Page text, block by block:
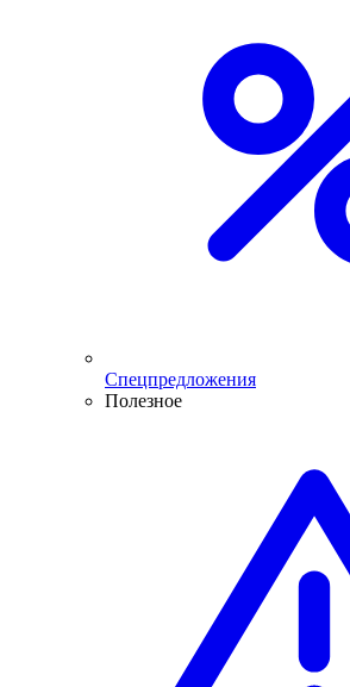
Спецпредложения
Полезное